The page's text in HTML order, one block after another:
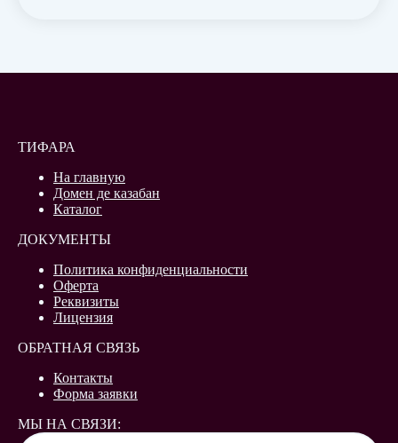
ТИФАРА
На главную
Домен де казабан
Каталог
ДОКУМЕНТЫ
Политика конфиденциальности
Оферта
Реквизиты
Лицензия
ОБРАТНАЯ СВЯЗЬ
Контакты
Форма заявки
МЫ НА СВЯЗИ: